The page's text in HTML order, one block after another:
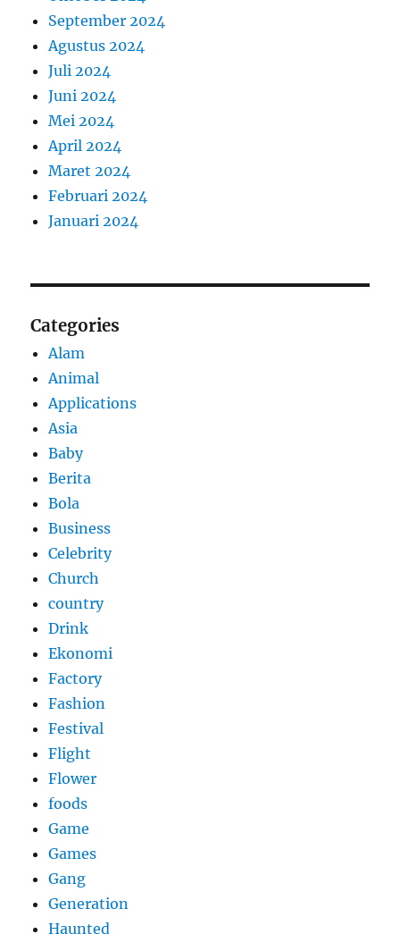
September 2024
Agustus 2024
Juli 2024
Juni 2024
Mei 2024
April 2024
Maret 2024
Februari 2024
Januari 2024
Categories
Alam
Animal
Applications
Asia
Baby
Berita
Bola
Business
Celebrity
Church
country
Drink
Ekonomi
Factory
Fashion
Festival
Flight
Flower
foods
Game
Games
Gang
Generation
Haunted